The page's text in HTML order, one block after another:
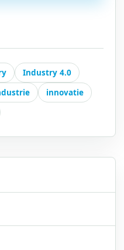
Industry 4.0
innovatie